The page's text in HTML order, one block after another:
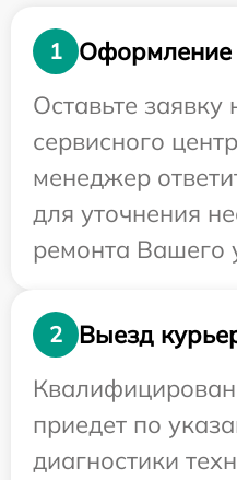
1
Оформление
Оставьте заявку
сервисного
менеджер
для уточнения
ремонта Вашего
2
Выезд
приедет по
диагностики